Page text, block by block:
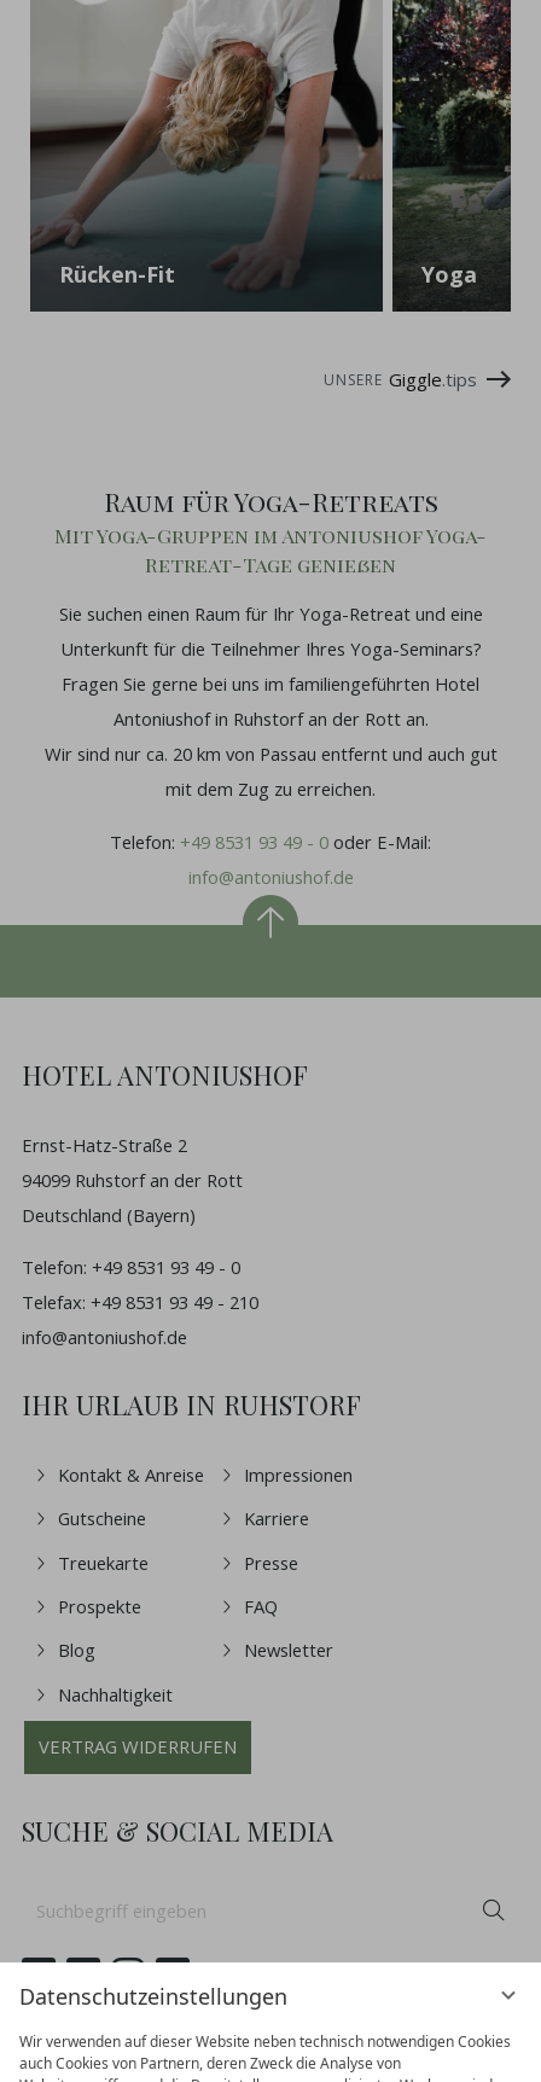
Datenschutzeinstellungen
Wir verwenden auf dieser Website neben technisch notwendigen Cookies
auch Cookies von Partnern, deren Zweck die Analyse von
Rücken-Fit Yoga
UNSERE Giggle.tips
Raum für Yoga-Retreats
Mit Yoga-Gruppen im Antoniushof Yoga-
Retreat-Tage genießen
Sie suchen einen Raum für Ihr Yoga-Retreat und eine
Unterkunft für die Teilnehmer Ihres Yoga-Seminars?
Fragen Sie gerne bei uns im familiengeführten Hotel
Antoniushof in Ruhstorf an der Rott an.
Wir sind nur ca. 20 km von Passau entfernt und auch gut
mit dem Zug zu erreichen.
Telefon: +49 8531 93 49 - 0 oder E-Mail:
info@antoniushof.de
HOTEL ANTONIUSHOF
Ernst-Hatz-Straße 2
94099 Ruhstorf an der Rott
Deutschland (Bayern)
Telefon:+49 8531 93 49 - 0
Telefax: +49 8531 93 49 - 210
info@antoniushof.de
IHR URLAUB IN RUHSTORF
Kontakt & Anreise
Gutscheine
Treuekarte
Prospekte
Blog
Nachhaltigkeit
Impressionen
Karriere
Presse
FAQ
Newsletter
VERTRAG WIDERRUFEN
SUCHE & SOCIAL MEDIA
Suchbegriff